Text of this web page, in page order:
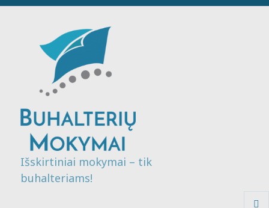
Išskirtiniai mokymai – tik
buhalteriams!